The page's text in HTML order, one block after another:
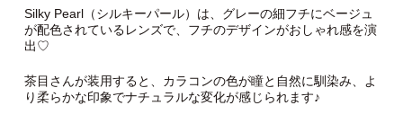
Silky Pearl（シルキーパール）は、グレーの細フチにベージュ
が配色されているレンズで、フチのデザインがおしゃれ感を演
出♡
茶目さんが装用すると、カラコンの色が瞳と自然に馴染み、よ
り柔らかな印象でナチュラルな変化が感じられます♪